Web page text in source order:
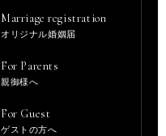
Marriage registration
オリジナル婚姻届
For Parents
親御様へ
For Guest
ゲストの方へ